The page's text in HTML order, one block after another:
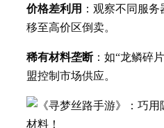
价格差利用 ：观察不同服
移至高价区倒卖。
稀有材料垄断：如“龙鳞碎
盟控制市场供应。